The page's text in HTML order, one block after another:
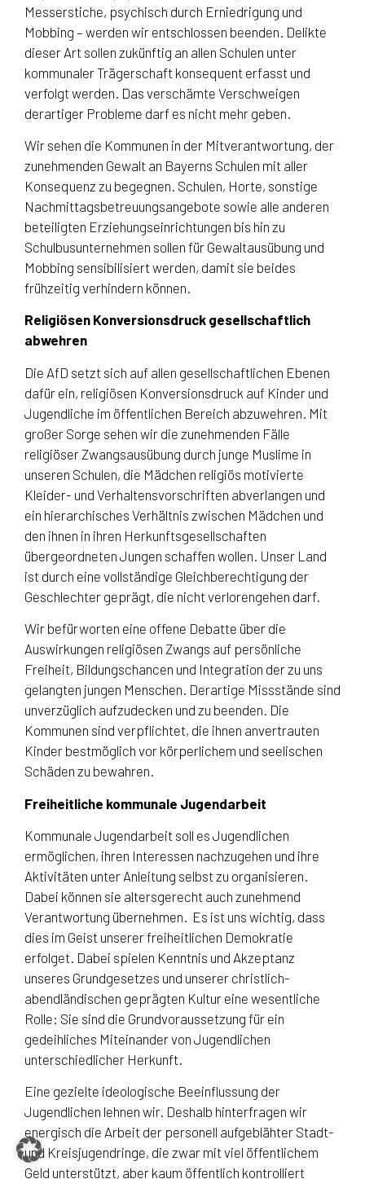
Messerstiche, psychisch durch Erniedrigung und
Mobbing – werden wir entschlossen beenden. Delikte
dieser Art sollen zukünftig an allen Schulen unter
kommunaler Trägerschaft konsequent erfasst und
verfolgt werden. Das verschämte Verschweigen
derartiger Probleme darf es nicht mehr geben.
Wir sehen die Kommunen in der Mitverantwortung, der
zunehmenden Gewalt an Bayerns Schulen mit aller
Konsequenz zu begegnen. Schulen, Horte, sonstige
Nachmittagsbetreuungsangebote sowie alle anderen
beteiligten Erziehungseinrichtungen bis hin zu
Schulbusunternehmen sollen für Gewaltausübung und
Mobbing sensibilisiert werden, damit sie beides
frühzeitig verhindern können.
Religiösen Konversionsdruck gesellschaftlich
abwehren
Die AfD setzt sich auf allen gesellschaftlichen Ebenen
dafür ein, religiösen Konversionsdruck auf Kinder und
Jugendliche im öffentlichen Bereich abzuwehren. Mit
großer Sorge sehen wir die zunehmenden Fälle
religiöser Zwangsausübung durch junge Muslime in
unseren Schulen, die Mädchen religiös motivierte
Kleider- und Verhaltensvorschriften abverlangen und
ein hierarchisches Verhältnis zwischen Mädchen und
den ihnen in ihren Herkunftsgesellschaften
übergeordneten Jungen schaffen wollen. Unser Land
ist durch eine vollständige Gleichberechtigung der
Geschlechter geprägt, die nicht verlorengehen darf.
Wir befürworten eine offene Debatte über die
Auswirkungen religiösen Zwangs auf persönliche
Freiheit, Bildungschancen und Integration der zu uns
gelangten jungen Menschen. Derartige Missstände sind
unverzüglich aufzudecken und zu beenden. Die
Kommunen sind verpflichtet, die ihnen anvertrauten
Kinder bestmöglich vor körperlichem und seelischen
Schäden zu bewahren.
Freiheitliche kommunale Jugendarbeit
Kommunale Jugendarbeit soll es Jugendlichen
ermöglichen, ihren Interessen nachzugehen und ihre
Aktivitäten unter Anleitung selbst zu organisieren.
Dabei können sie altersgerecht auch zunehmend
Verantwortung übernehmen. Es ist uns wichtig, dass
dies im Geist unserer freiheitlichen Demokratie
erfolget. Dabei spielen Kenntnis und Akzeptanz
unseres Grundgesetzes und unserer christlich-
abendländischen geprägten Kultur eine wesentliche
Rolle: Sie sind die Grundvoraussetzung für ein
gedeihliches Miteinander von Jugendlichen
unterschiedlicher Herkunft.
Eine gezielte ideologische Beeinflussung der
Jugendlichen lehnen wir. Deshalb hinterfragen wir
energisch die Arbeit der personell aufgeblähter Stadt-
und Kreisjugendringe, die zwar mit viel öffentlichem
Geld unterstützt, aber kaum öffentlich kontrolliert